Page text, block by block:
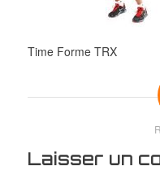
Time Forme TRX
Laisser un